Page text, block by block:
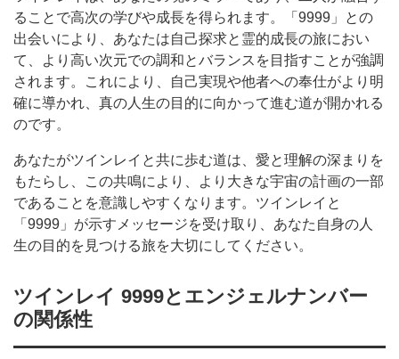
ることで高次の学びや成長を得られます。「9999」との
出会いにより、あなたは自己探求と霊的成長の旅におい
て、より高い次元での調和とバランスを目指すことが強調
されます。これにより、自己実現や他者への奉仕がより明
確に導かれ、真の人生の目的に向かって進む道が開かれる
のです。
あなたがツインレイと共に歩む道は、愛と理解の深まりを
もたらし、この共鳴により、より大きな宇宙の計画の一部
であることを意識しやすくなります。ツインレイと
「9999」が示すメッセージを受け取り、あなた自身の人
生の目的を見つける旅を大切にしてください。
ツインレイ 9999とエンジェルナンバー
の関係性